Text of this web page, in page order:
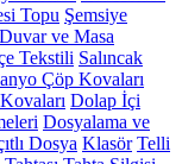
Topu Şemsiye
Duvar ve Masa
Tekstili Salıncak
Çöp Kovaları
Dolap İçi
Dosyalama ve
Dosya Klasör Telli